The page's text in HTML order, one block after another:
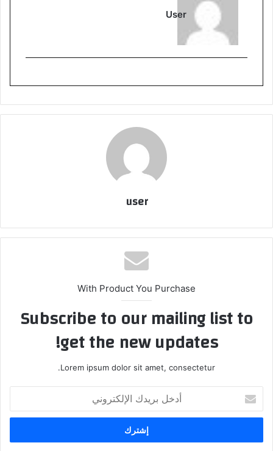
User
user
With Product You Purchase
Subscribe to our mailing list to
get the new updates!
Lorem ipsum dolor sit amet, consectetur.
بريدك
الإلكتروني